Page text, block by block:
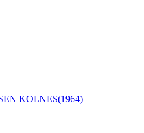
KOLNES(1964)